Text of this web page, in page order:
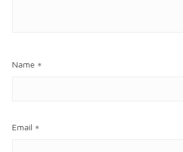
Name *
Email *